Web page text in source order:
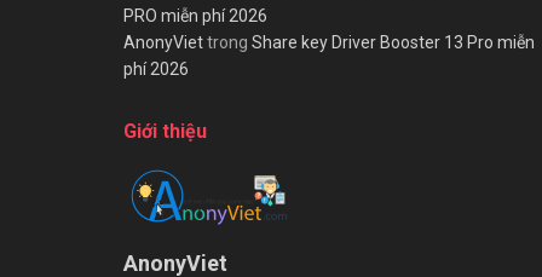
PRO miễn phí 2026
AnonyViettrong Share key Driver Booster 13 Pro miễn
phí 2026
Giới thiệu
AnonyViet